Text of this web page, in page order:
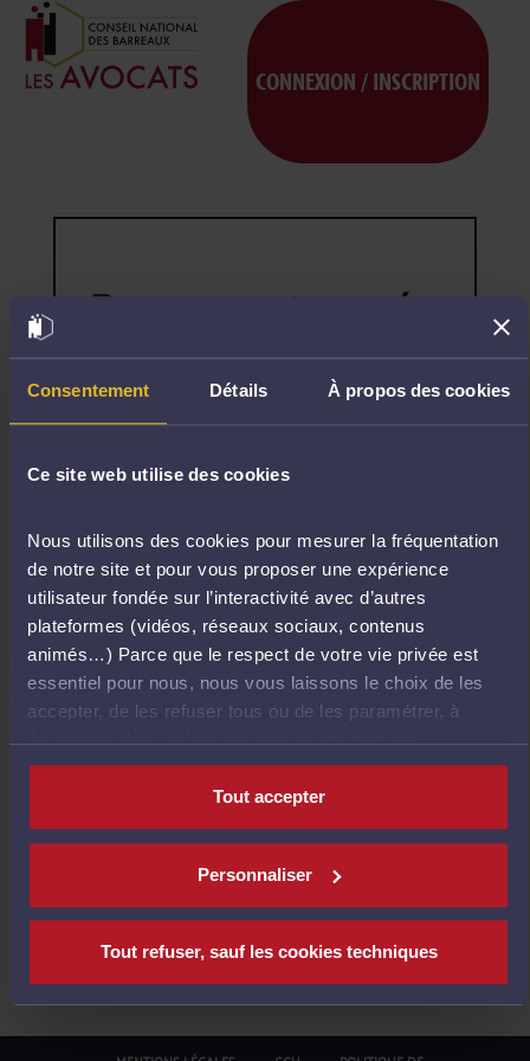
Consentement Détails À propos des cookies
Ce site web utilise des cookies
Nous utilisons des cookies pour mesurer la fréquentation
de notre site et pour vous proposer une expérience
utilisateur fondée sur l’interactivité avec d’autres
plateformes (vidéos, réseaux sociaux, contenus
animés…) Parce que le respect de votre vie privée est
essentiel pour nous, nous vous laissons le choix de les
accepter, de les refuser tous ou de les paramétrer, à
l’exception des cookies techniques strictement
nécessaires au fonctionnement du site.
Tout accepter
Personnaliser
Tout refuser, sauf les cookies techniques
CONNEXION / INSCRIPTION
Page non trouvée
la
page
pas.
E
T
O
U
R
À
L
'
C
I